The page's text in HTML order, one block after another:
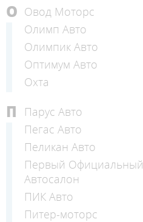
О Овод Моторс
Олимп Авто
Олимпик Авто
Оптимум Авто
Охта
П
Парус Авто
Пегас Авто
Пеликан Авто
Первый Официальный
Автосалон
ПИК Авто
Питер-моторс